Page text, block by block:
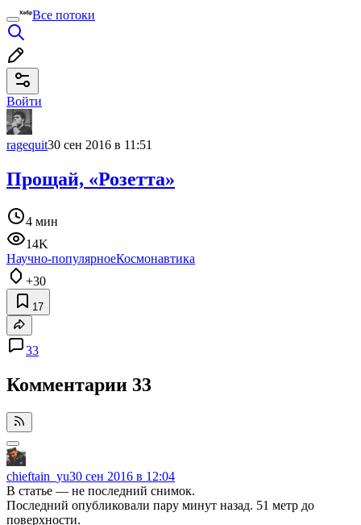
Все потоки
Войти
ragequit30 сен 2016 в 11:51
Прощай, «Розетта»
4 мин
14K
Научно-популярноеКосмонавтика
+30
17
33
Комментарии 33
chieftain_yu30 сен 2016 в 12:04
В статье — не последний снимок.
Последний опубликовали пару минут назад. 51 метр до
поверхности.